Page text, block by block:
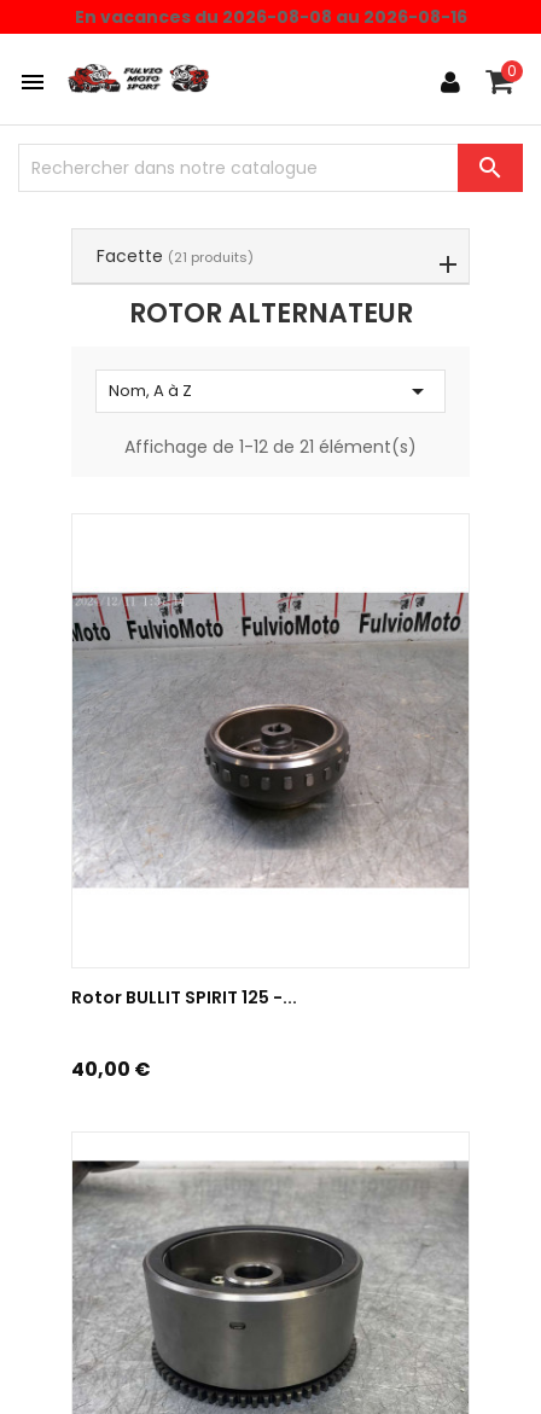
En vacances du 2026-08-08 au 2026-08-16
 0

Facette (21 produits)
ROTOR ALTERNATEUR
Nom, A à Z 
Affichage de 1-12 de 21 élément(s)
Rotor BULLIT SPIRIT 125 -...
Prix
40,00 €
Choisissez une valeur...